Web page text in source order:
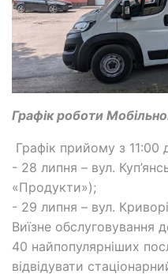
Графік роботи
Графік прийому з 11:00
- 28 липня – вул.
«Продукти»);
- 29 липня – вул.
Виїзне обслуговування
40 найпопулярніших
відвідувати